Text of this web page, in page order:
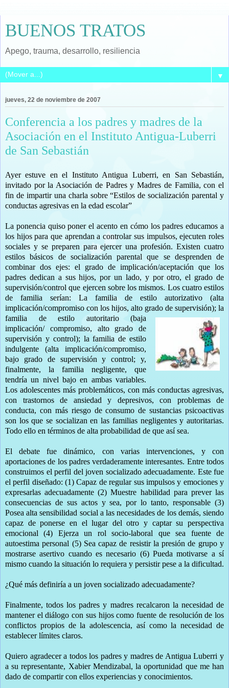
BUENOS TRATOS
Apego, trauma, desarrollo, resiliencia
▼
jueves, 22 de noviembre de 2007
Conferencia a los padres y madres de la
Asociación en el Instituto Antigua-Luberri
de San Sebastián
Ayer estuve en el Instituto Antigua Luberri, en San Sebastián,
invitado por la Asociación de Padres y Madres de Familia, con el
fin de impartir una charla sobre “Estilos de socialización parental y
conductas agresivas en la edad escolar”
La ponencia quiso poner el acento en cómo los padres educamos a
los hijos para que aprendan a controlar sus impulsos, ejecuten roles
sociales y se preparen para ejercer una profesión. Existen cuatro
estilos básicos de socialización parental que se desprenden de
combinar dos ejes: el grado de implicación/aceptación que los
padres dedican a sus hijos, por un lado, y por otro, el grado de
supervisión/control que ejercen sobre los mismos. Los cuatro estilos
de familia serían: La familia de estilo autorizativo (alta
implicación/compromiso con los hijos, alto grado de supervisión); la
familia de estilo autoritario (baja
implicación/ compromiso, alto grado de
supervisión y control); la familia de estilo
indulgente (alta implicación/compromiso,
bajo grado de supervisión y control; y,
finalmente, la familia negligente, que
tendría un nivel bajo en ambas variables.
Los adolescentes más problemáticos, con más conductas agresivas,
con trastornos de ansiedad y depresivos, con problemas de
conducta, con más riesgo de consumo de sustancias psicoactivas
son los que se socializan en las familias negligentes y autoritarias.
Todo ello en términos de alta probabilidad de que así sea.
El debate fue dinámico, con varias intervenciones, y con
aportaciones de los padres verdaderamente interesantes. Entre todos
construimos el perfil del joven socializado adecuadamente. Este fue
el perfil diseñado: (1) Capaz de regular sus impulsos y emociones y
expresarlas adecuadamente (2) Muestre habilidad para prever las
consecuencias de sus actos y sea, por lo tanto, responsable (3)
Posea alta sensibilidad social a las necesidades de los demás, siendo
capaz de ponerse en el lugar del otro y captar su perspectiva
emocional (4) Ejerza un rol socio-laboral que sea fuente de
autoestima personal (5) Sea capaz de resistir la presión de grupo y
mostrarse asertivo cuando es necesario (6) Pueda motivarse a sí
mismo cuando la situación lo requiera y persistir pese a la dificultad.
¿Qué más definiría a un joven socializado adecuadamente?
Finalmente, todos los padres y madres recalcaron la necesidad de
mantener el diálogo con sus hijos como fuente de resolución de los
conflictos propios de la adolescencia, así como la necesidad de
establecer límites claros.
Quiero agradecer a todos los padres y madres de Antigua Luberri y
a su representante, Xabier Mendizabal, la oportunidad que me han
dado de compartir con ellos experiencias y conocimientos.